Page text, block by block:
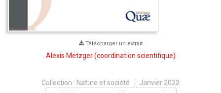
Télécharger un extrait
Alexis Metzger(coordination scientifique)
Collection : Nature et société
Janvier 2022